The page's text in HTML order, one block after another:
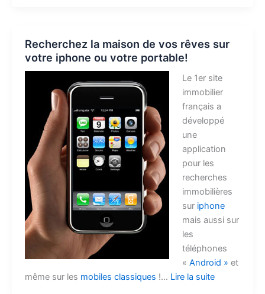
Recherchez la maison de vos rêves sur
votre iphone ou votre portable!
Le 1er site
immobilier
français a
développé
une
application
pour les
recherches
immobilières
sur iphone
mais aussi sur
les
téléphones
« Android » et
même sur les mobiles classiques !… Lire la suite